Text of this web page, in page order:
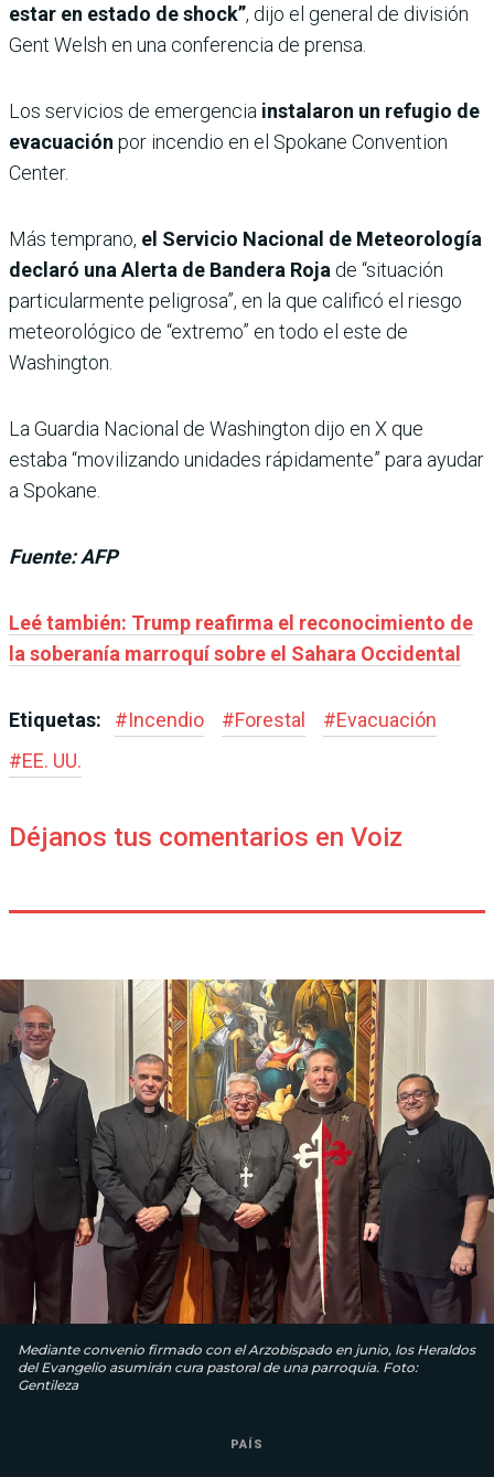
estar en estado de shock”, dijo el general de división
Gent Welsh en una conferencia de prensa.
Los servicios de emergencia instalaron un refugio de
evacuación por incendio en el Spokane Convention
Center.
Más temprano, el Servicio Nacional de Meteorología
declaró una Alerta de Bandera Roja de “situación
particularmente peligrosa”, en la que calificó el riesgo
meteorológico de “extremo” en todo el este de
Washington.
La Guardia Nacional de Washington dijo en X que
estaba “movilizando unidades rápidamente” para ayudar
a Spokane.
Fuente: AFP
Leé también: Trump reafirma el reconocimiento de
la soberanía marroquí sobre el Sahara Occidental
Etiquetas: #Incendio #Forestal #Evacuación
#EE. UU.
Déjanos tus comentarios en Voiz
Mediante convenio firmado con el Arzobispado en junio, los Heraldos
del Evangelio asumirán cura pastoral de una parroquia. Foto:
Gentileza
PAÍS